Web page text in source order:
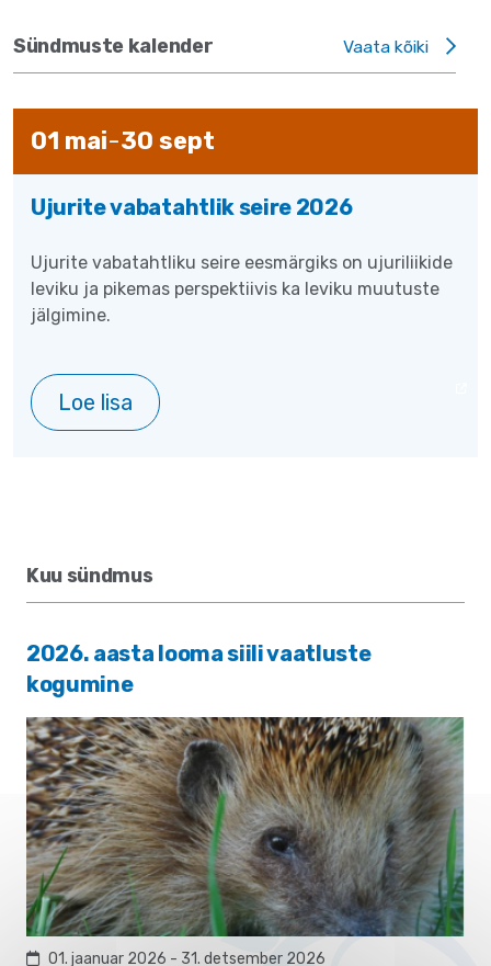
Sündmuste kalender Vaata kõiki
01 mai-30 sept
Ujurite vabatahtlik seire 2026
Ujurite vabatahtliku seire eesmärgiks on ujuriliikide
leviku ja pikemas perspektiivis ka leviku muutuste
jälgimine.
Loe lisa
Kuu sündmus
2026. aasta looma siili vaatluste
kogumine
01. jaanuar 2026 - 31. detsember 2026